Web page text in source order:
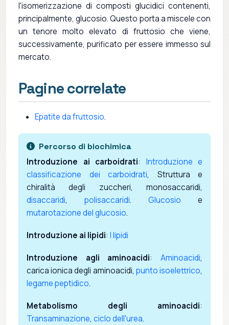
l'isomerizzazione di composti glucidici contenenti,
principalmente, glucosio. Questo porta a miscele con
un tenore molto elevato di fruttosio che viene,
successivamente, purificato per essere immesso sul
mercato.
Pagine correlate
Epatite da fruttosio.
Percorso di biochimica
Introduzione ai carboidrati: Introduzione e
classificazione dei carboidrati, Struttura e
chiralità degli zuccheri, monosaccaridi,
disaccaridi, polisaccaridi. Glucosio e
mutarotazione del glucosio.
Introduzione ai lipidi: I lipidi
Introduzione agli aminoacidi:Aminoacidi,
carica ionica degli aminoacidi, punto isoelettrico,
legame peptidico.
Metabolismo degli aminoacidi:
Transaminazione, ciclo dell'urea.